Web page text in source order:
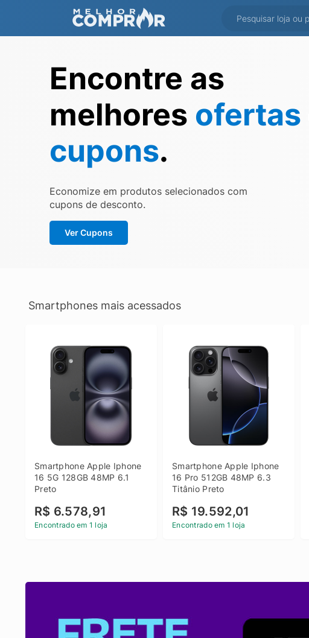
Encontre as
melhores ofertas
cupons.
Economize em produtos selecionados com
cupons de desconto.
Ver Cupons
Smartphones mais acessados
Smartphone Apple Iphone
16 5G 128GB 48MP 6.1
Preto
R$ 6.578,91
Encontrado em 1 loja
Smartphone Apple Iphone
16 Pro 512GB 48MP 6.3
Titânio Preto
R$ 19.592,01
Encontrado em 1 loja